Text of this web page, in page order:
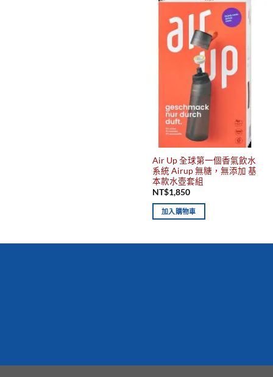
Air Up 全球第一個香氣飲水
系統 Airup 無糖，無添加 基
本款水壺套組
NT$1,850
加入購物車